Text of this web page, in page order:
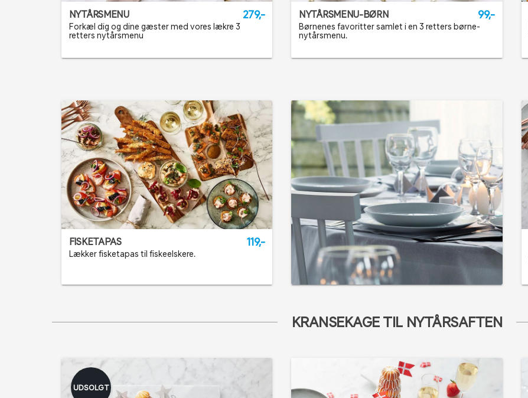
NYTÅRSMENU 279,-
Forkæl dig og dine gæster med vores lækre 3
retters nytårsmenu
NYTÅRSMENU-BØRN 99,-
Børnenes favoritter samlet i en 3 retters børne-
nytårsmenu.
FISKETAPAS 119,-
Lækker fisketapas til fiskeelskere.
KRANSEKAGE TIL NYTÅRSAFTEN
UDSOLGT